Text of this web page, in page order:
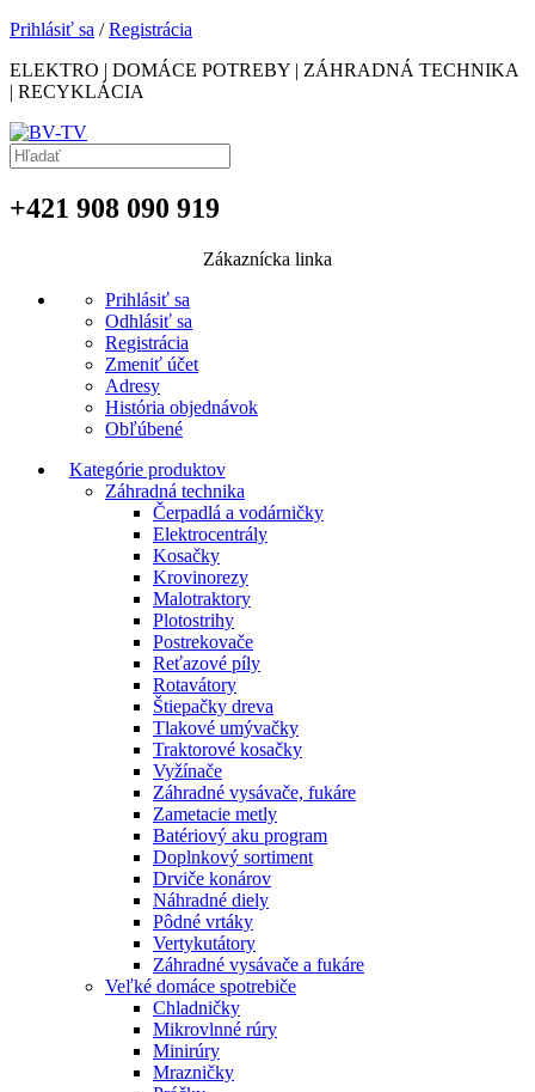
Prihlásiť sa /Registrácia
ELEKTRO | DOMÁCE POTREBY | ZÁHRADNÁ TECHNIKA
| RECYKLÁCIA
+421 908 090 919
Zákaznícka linka
Prihlásiť sa
Odhlásiť sa
Registrácia
Zmeniť účet
Adresy
História objednávok
Obľúbené
Kategórie produktov
Záhradná technika
Čerpadlá a vodárničky
Elektrocentrály
Kosačky
Krovinorezy
Malotraktory
Plotostrihy
Postrekovače
Reťazové píly
Rotavátory
Štiepačky dreva
Tlakové umývačky
Traktorové kosačky
Vyžínače
Záhradné vysávače, fukáre
Zametacie metly
Batériový aku program
Doplnkový sortiment
Drviče konárov
Náhradné diely
Pôdné vrtáky
Vertykutátory
Záhradné vysávače a fukáre
Veľké domáce spotrebiče
Chladničky
Mikrovlnné rúry
Minirúry
Mrazničky